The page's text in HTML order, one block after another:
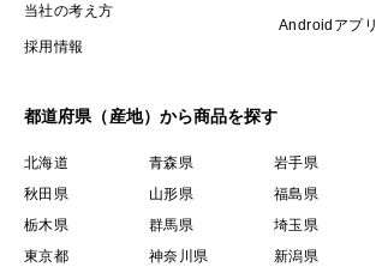
当社の考え方
採用情報
Androidアプリ
都道府県（産地）から商品を探す
北海道 青森県 岩手県
秋田県
山形県 福島県
栃木県
群馬県 埼玉県
東京都
神奈川県 新潟県